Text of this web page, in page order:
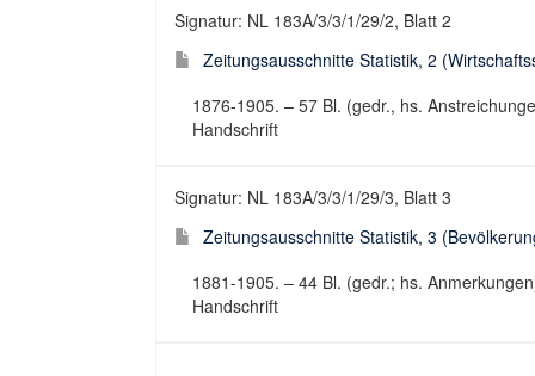
Signatur: NL 183A/3/3/1/29/2, Blatt 2
Zeitungsausschnitte Statistik, 2
1876-1905. – 57 Bl. (gedr., hs.
Handschrift
Signatur: NL 183A/3/3/1/29/3, Blatt 3
Zeitungsausschnitte Statistik, 3
1881-1905. – 44 Bl. (gedr.; hs.
Handschrift